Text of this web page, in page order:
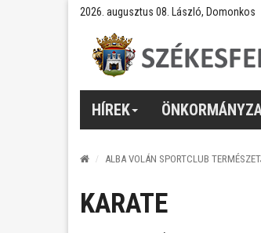
2026. augusztus 08. László, Domonkos
HÍREK
ALBA VOLÁN SPORTCLUB
KARATE